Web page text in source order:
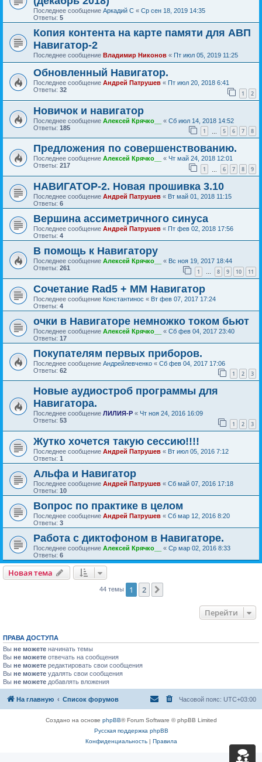
Последнее сообщение Аркадий С « Ср сен 18, 2019 14:35
Ответы: 5
Копия контента на карте памяти для АВП
Навигатор-2
Последнее сообщение Владимир Никонов « Пт июл 05, 2019 11:25
Обновленный Навигатор.
Последнее сообщение Андрей Патрушев « Пт июл 20, 2018 6:41
Ответы: 32 1 2
Новичок и навигатор
Последнее сообщение Алексей Крячко__ « Сб июл 14, 2018 14:52
Ответы: 185 1 5 6 7 8
Предложения по совершенствованию.
Последнее сообщение Алексей Крячко__ « Чт май 24, 2018 12:01
Ответы: 217 1 6 7 8 9
НАВИГАТОР-2. Новая прошивка 3.10
Последнее сообщение Андрей Патрушев « Вт май 01, 2018 11:15
Ответы: 6
Вершина ассиметричного синуса
Последнее сообщение Андрей Патрушев « Пт фев 02, 2018 17:56
Ответы: 4
В помощь к Навигатору
Последнее сообщение Алексей Крячко__ « Вс ноя 19, 2017 18:44
Ответы: 261 1 … 8 9 10 11
Сочетание Rad5 + ММ Навигатор
Последнее сообщение Константинос « Вт фев 07, 2017 17:24
Ответы: 4
очки в Навигаторе немножко током бьют
Последнее сообщение Алексей Крячко__ « Сб фев 04, 2017 23:40
Ответы: 17
Покупателям первых приборов.
Последнее сообщение Андрейлевченко « Сб фев 04, 2017 17:06
Ответы: 62 1 2 3
Новые аудиостроб программы для
Навигатора.
Последнее сообщение ЛИЛИЯ-Р « Чт ноя 24, 2016 16:09
Ответы: 53 1 2 3
Жутко хочется такую сессию!!!!
Последнее сообщение Андрей Патрушев « Вт июл 05, 2016 7:12
Ответы: 1
Альфа и Навигатор
Последнее сообщение Андрей Патрушев « Сб май 07, 2016 17:18
Ответы: 10
Вопрос по практике в целом
Последнее сообщение Андрей Патрушев « Сб мар 12, 2016 8:20
Ответы: 3
Работа с диктофоном в Навигаторе.
Последнее сообщение Алексей Крячко__ « Ср мар 02, 2016 8:33
Ответы: 6
Новая тема
44 темы 1 2
Перейти
ПРАВА ДОСТУПА
Вы не можете начинать темы
Вы не можете отвечать на сообщения
Вы не можете редактировать свои сообщения
Вы не можете удалять свои сообщения
Вы не можете добавлять вложения
На главную Список форумов Часовой пояс: UTC+03:00
Создано на основе phpBB® Forum Software © phpBB Limited
Русская поддержка phpBB
Конфиденциальность| Правила